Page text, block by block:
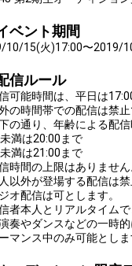
ベント期間
10/15(火)17:00〜2019/
信ルール
信可能時間は、平日は
の時間帯での配信は禁止
下の通り、年齢による配
満は20:00まで
満は21:00まで
時間の上限はありません
以外が登場する配信は禁
オ配信は可とします。
信者本人とリアルタイム
奏やダンスなどの一時
マンス中のみ可能としま